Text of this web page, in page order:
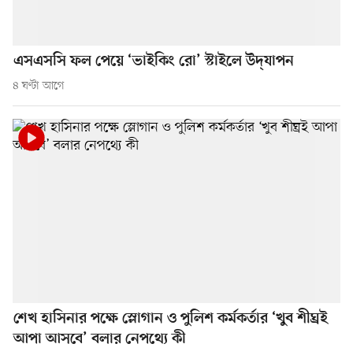
এসএসসি ফল পেয়ে ‘ভাইকিং রো’ স্টাইলে উদ্‌যাপন
৪ ঘণ্টা আগে
শেখ হাসিনার পক্ষে স্লোগান ও পুলিশ কর্মকর্তার ‘খুব শীঘ্রই
আপা আসবে’ বলার নেপথ্যে কী